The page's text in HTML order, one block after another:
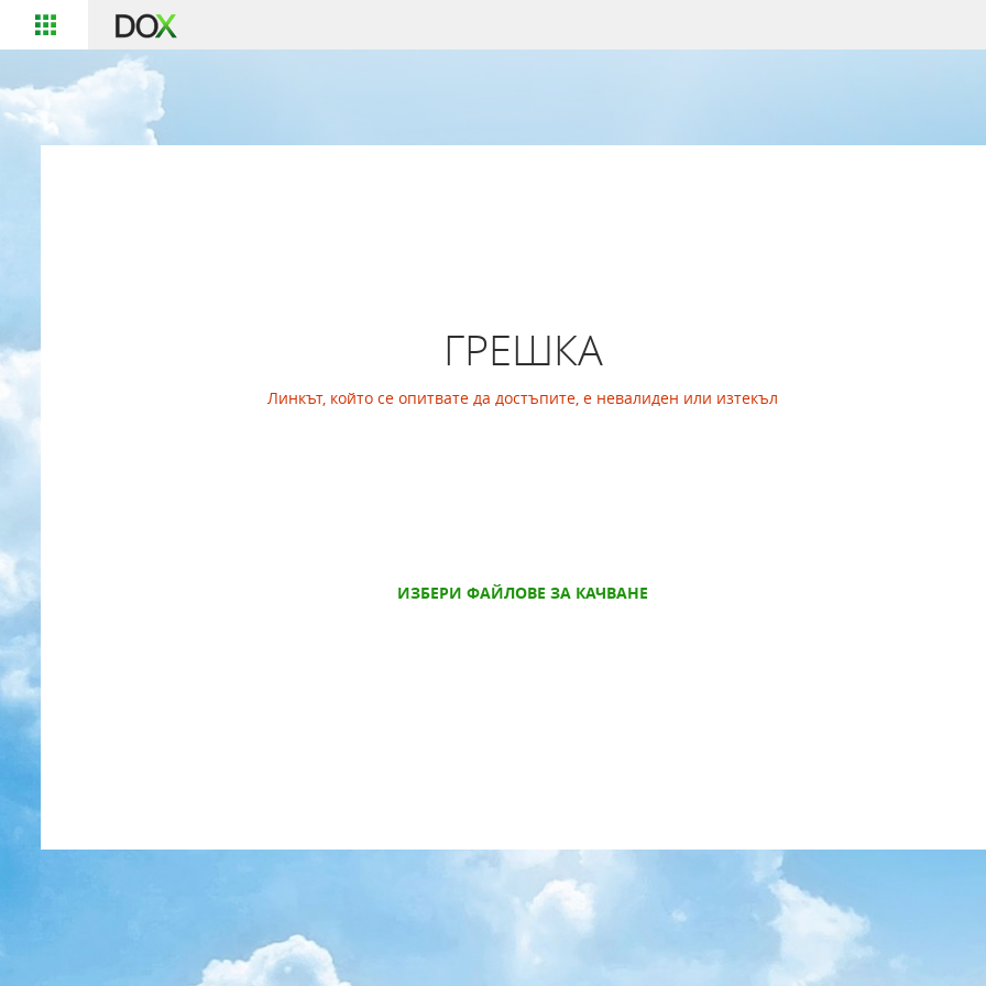
ГРЕШКА
Линкът, който се опитвате да достъпите, е невалиден или изтекъл
ИЗБЕРИ ФАЙЛОВЕ ЗА КАЧВАНЕ